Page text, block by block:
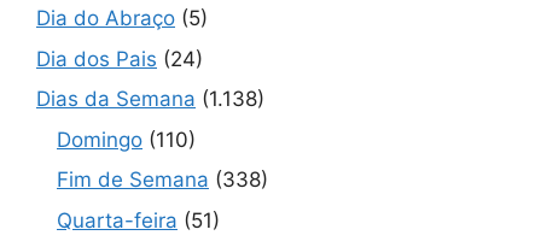
Dia do Abraço (5)
Dia dos Pais (24)
Dias da Semana (1.138)
Domingo (110)
Fim de Semana (338)
Quarta-feira (51)